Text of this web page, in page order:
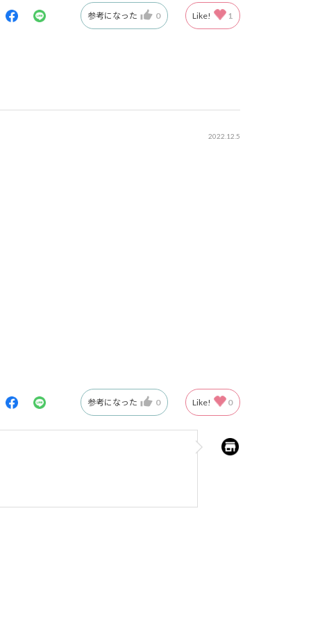
参考になった 0 Like! 1
2022.12.5
参考になった 0 Like! 0